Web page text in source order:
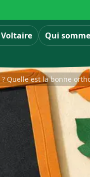
Qui
Quelle est la bonne